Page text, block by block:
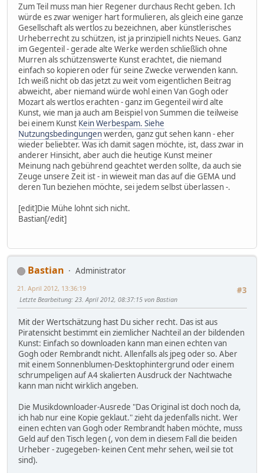
Zum Teil muss man hier Regener durchaus Recht geben. Ich
würde es zwar weniger hart formulieren, als gleich eine ganze
Gesellschaft als wertlos zu bezeichnen, aber künstlerisches
Urheberrecht zu schützen, ist ja prinzipiell nichts Neues. Ganz
im Gegenteil - gerade alte Werke werden schließlich ohne
Murren als schützenswerte Kunst erachtet, die niemand
einfach so kopieren oder für seine Zwecke verwenden kann.
Ich weiß nicht ob das jetzt zu weit vom eigentlichen Beitrag
abweicht, aber niemand würde wohl einen Van Gogh oder
Mozart als wertlos erachten - ganz im Gegenteil wird alte
Kunst, wie man ja auch am Beispiel von Summen die teilweise
bei einem Kunst Kein Werbespam. Siehe
Nutzungsbedingungenwerden, ganz gut sehen kann - eher
wieder beliebter. Was ich damit sagen möchte, ist, dass zwar in
anderer Hinsicht, aber auch die heutige Kunst meiner
Meinung nach gebührend geachtet werden sollte, da auch sie
Zeuge unsere Zeit ist - in wieweit man das auf die GEMA und
deren Tun beziehen möchte, sei jedem selbst überlassen -.
[edit]Die Mühe lohnt sich nicht.
Bastian[/edit]
Bastian
Administrator
#3
21. April 2012, 13:36:19
Letzte Bearbeitung: 23. April 2012, 08:37:15 von Bastian
Mit der Wertschätzung hast Du sicher recht. Das ist aus
Piratensicht bestimmt ein ziemlicher Nachteil an der bildenden
Kunst: Einfach so downloaden kann man einen echten van
Gogh oder Rembrandt nicht. Allenfalls als jpeg oder so. Aber
mit einem Sonnenblumen-Desktophintergrund oder einem
schrumpeligen auf A4 skalierten Ausdruck der Nachtwache
kann man nicht wirklich angeben.
Die Musikdownloader-Ausrede "Das Original ist doch noch da,
ich hab nur eine Kopie geklaut." zieht da jedenfalls nicht. Wer
einen echten van Gogh oder Rembrandt haben möchte, muss
Geld auf den Tisch legen (, von dem in diesem Fall die beiden
Urheber - zugegeben- keinen Cent mehr sehen, weil sie tot
sind).